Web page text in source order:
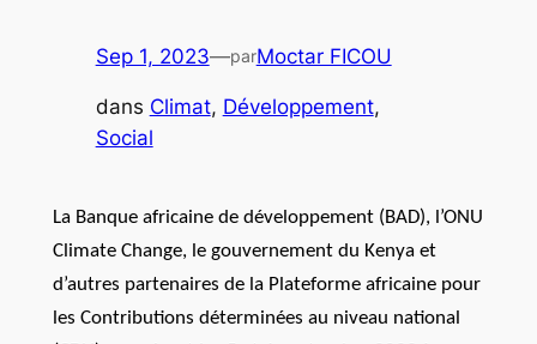
Sep 1, 2023—parMoctar FICOU
dans Climat, Développement
Social
La Banque africaine de développement (BAD), l’ONU
Climate Change, le gouvernement du Kenya et
d’autres partenaires de la Plateforme africaine pour
les Contributions déterminées au niveau national